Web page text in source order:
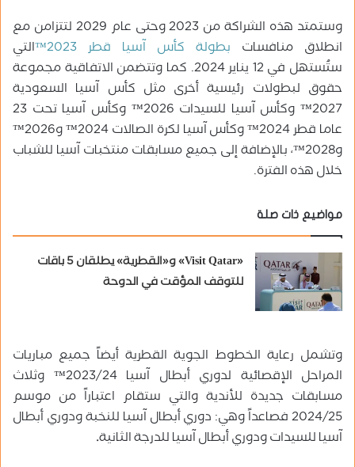
وستمتد هذه الشراكة من 2023 وحتى عام 2029 لتتزامن مع
انطلاق منافسات بطولة كأس آسيا قطر 2023™
التي
ستُستهل في 12 يناير 2024. كما وتتضمن الاتفاقية مجموعة
حقوق لبطولات رئيسية أخرى مثل كأس آسيا السعودية
2027™ وكأس آسيا للسيدات 2026™ وكأس آسيا تحت 23
عاما قطر 2024™ وكأس آسيا لكرة الصالات 2024™ و2026™
و2028™، بالإضافة إلى جميع مسابقات منتخبات آسيا للشباب
خلال هذه الفترة.
مواضيع ذات صلة
«Visit Qatar» و«القطرية» يطلقان 5 باقات
للتوقف المؤقت في الدوحة
وتشمل رعاية الخطوط الجوية القطرية أيضاً جميع مباريات
المراحل الإقصائية لدوري أبطال آسيا 2023/24™ وثلاث
مسابقات جديدة للأندية والتي ستقام اعتباراً من موسم
2024/25 فصاعداً وهي: دوري أبطال آسيا للنخبة ودوري أبطال
آسيا للسيدات ودوري أبطال آسيا للدرجة الثانية.